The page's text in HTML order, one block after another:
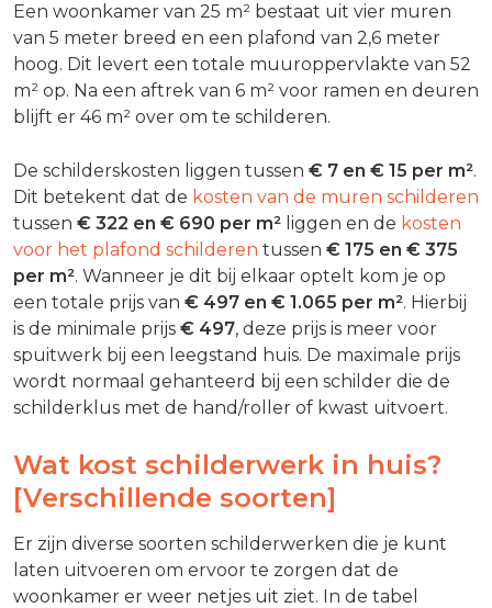
Een woonkamer van 25 m² bestaat uit vier muren
van 5 meter breed en een plafond van 2,6 meter
hoog. Dit levert een totale muuroppervlakte van 52
m² op. Na een aftrek van 6 m² voor ramen en deuren
blijft er 46 m² over om te schilderen.
De schilderskosten liggen tussen € 7 en € 15 per m².
Dit betekent dat de kosten van de muren schilderen
tussen € 322 en € 690 per m² liggen en de kosten
voor het plafond schilderen tussen € 175 en € 375
per m². Wanneer je dit bij elkaar optelt kom je op
een totale prijs van € 497 en € 1.065 per m². Hierbij
is de minimale prijs € 497, deze prijs is meer voor
spuitwerk bij een leegstand huis. De maximale prijs
wordt normaal gehanteerd bij een schilder die de
schilderklus met de hand/roller of kwast uitvoert.
Wat kost schilderwerk in huis?
[Verschillende soorten]
Er zijn diverse soorten schilderwerken die je kunt
laten uitvoeren om ervoor te zorgen dat de
woonkamer er weer netjes uit ziet. In de tabel